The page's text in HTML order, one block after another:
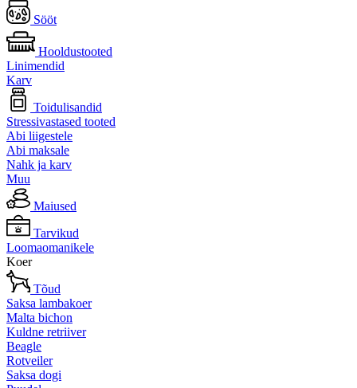
Sööt
Hooldustooted
Linimendid
Karv
Toidulisandid
Stressivastased tooted
Abi liigestele
Abi maksale
Nahk ja karv
Muu
Maiused
Tarvikud
Loomaomanikele
Koer
Tõud
Saksa lambakoer
Malta bichon
Kuldne retriiver
Beagle
Rotveiler
Saksa dogi